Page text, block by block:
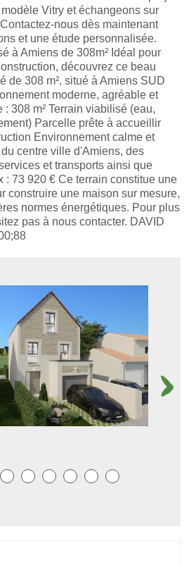
Vitry et échangeons sur
nous dès maintenant
et une étude personnalisée.
à Amiens de 308m² Idéal pour
découvrez ce beau
de 308 m², situé à Amiens SUD
moderne, agréable et
308 m² Terrain viabilisé (eau,
Parcelle prête à accueillir
Environnement calme et
centre ville d'Amiens, des
et transports ainsi que
: 73 920 € Ce terrain constitue une
construire une maison sur mesure,
normes énergétiques. Pour plus
pas à nous contacter. DAVID